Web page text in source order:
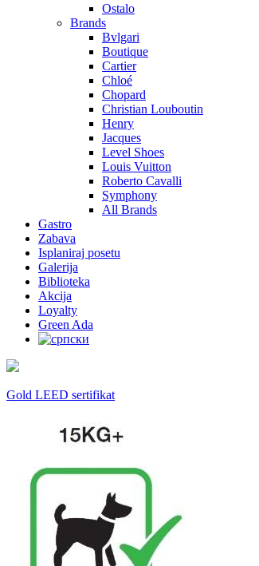
Ostalo
Brands
Bvlgari
Boutique
Cartier
Chloé
Chopard
Christian Louboutin
Henry
Jacques
Level Shoes
Louis Vuitton
Roberto Cavalli
Symphony
All Brands
Gastro
Zabava
Isplaniraj posetu
Galerija
Biblioteka
Akcija
Loyalty
Green Ada
Gold LEED sertifikat